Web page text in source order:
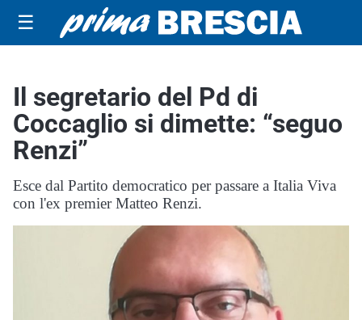
☰
Il segretario del Pd di
Coccaglio si dimette: “seguo
Renzi”
Esce dal Partito democratico per passare a Italia Viva
con l'ex premier Matteo Renzi.